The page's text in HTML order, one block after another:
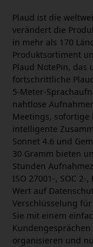
Plaud ist die
verändert die
in mehr als 170
Produktsortiment
Plaud NotePin, das
fortschrittliche
5-Meter-
nahtlose
Meetings, sofortige
intelligente
Sonnet 4.6 und
30 Gramm bieten
Stunden
ISO 27001-, SOC 2-
Wert auf
Verschlüsselung
Sie mit einem
organisieren und